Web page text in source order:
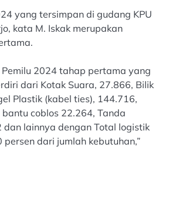
yang tersimpan di gudang KPU
kata M. Iskak merupakan
2024 tahap pertama yang
dari Kotak Suara, 27.866, Bilik
Plastik (kabel ties), 144.716,
coblos 22.264, Tanda
dan lainnya dengan Total logistik
dari jumlah kebutuhan,”